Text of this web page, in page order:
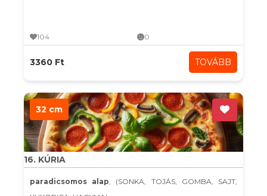
104 0
3360 Ft TOVÁBB
32 cm
16. KÚRIA
paradicsomos alap, (SONKA, TOJÁS, GOMBA, SAJT,